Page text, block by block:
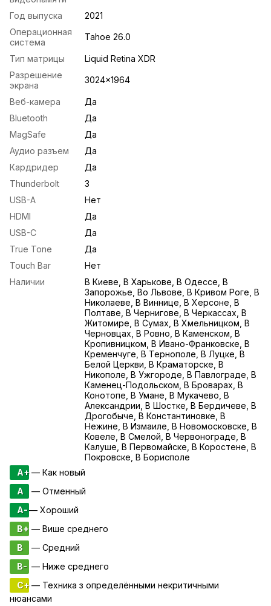
Год выпуска
2021
Операционная
система
Tahoe 26.0
Тип матрицы
Liquid Retina XDR
Разрешение
экрана
3024x1964
Веб-камера
Да
Bluetooth
Да
MagSafe
Да
Аудио разъем
Да
Кардридер
Да
Thunderbolt
3
USB-A
Нет
HDMI
Да
USB-С
Да
True Tone
Да
Touch Bar
Нет
Наличии
В Киеве, В Харькове, В Одессе, В
Запорожье, Во Львове, В Кривом Роге, В
Николаеве, В Виннице, В Херсоне, В
Полтаве, В Чернигове, В Черкассах, В
Житомире, В Сумах, В Хмельницком, В
Черновцах, В Ровно, В Каменском, В
Кропивницком, В Ивано-Франковске, В
Кременчуге, В Тернополе, В Луцке, В
Белой Церкви, В Краматорске, В
Никополе, В Ужгороде, В Павлограде, В
Каменец-Подольском, В Броварах, В
Конотопе, В Умане, В Мукачево, В
Александрии, В Шостке, В Бердичеве, В
Дрогобыче, В Константиновке, В
Нежине, В Измаиле, В Новомосковске, В
Ковеле, В Смелой, В Червонограде, В
Калуше, В Первомайске, В Коростене, В
Покровске, В Борисполе
A+— Как новый
A
— Отменный
A-— Хороший
B+ — Више среднего
B
— Средний
B- — Ниже среднего
C+— Техника з определёнными некритичными
нюансами